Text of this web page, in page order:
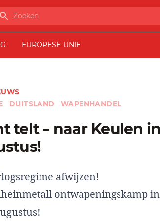
EUROPESE-UNIE
DUITSLAND WAPENHANDEL
afwijzen!
ontwapeningskamp in